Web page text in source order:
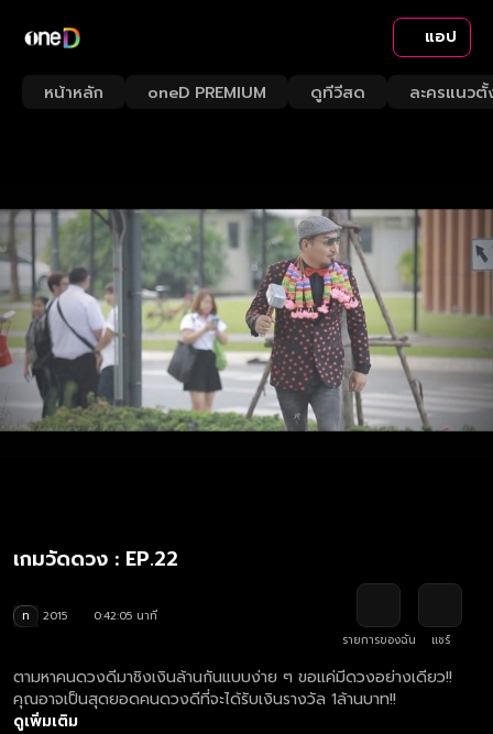
แอป
หน้าหลัก oneD PREMIUM ดูทีวีสด ละครแนวตั้
เกมวัดดวง : EP.22
ท 2015
0:42:05 นาที
รายการของฉัน
แชร์
ตามหาคนดวงดีมาชิงเงินล้านกันแบบง่าย ๆ ขอแค่มีดวงอย่างเดียว!!
คุณอาจเป็นสุดยอดคนดวงดีที่จะได้รับเงินรา­งวัล 1ล้านบาท!!
ดูเพิ่มเติม